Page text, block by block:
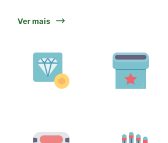
Ver mais